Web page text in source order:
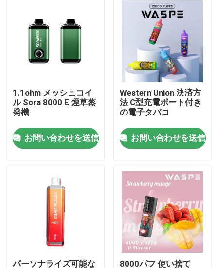
ビデオ
工場旅行
品質管理
Vapeの使い捨て可能なペン
CBD使い捨て可能なVapeの装置
1.1ohm メッシュコイ
ル Sora 8000 E 煙草蒸
発機
お問い合わせを送信
Western Union 決済方
法 C型充電ポート付き
の電子タバコ
お問い合わせを送信
パーソナライズ可能な 8000パフ 使い捨て